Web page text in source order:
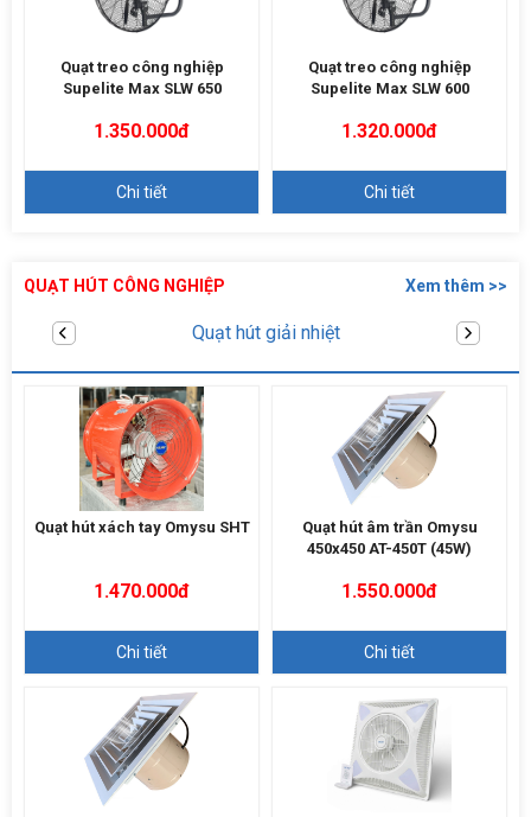
Quạt treo công nghiệp
Supelite Max SLW 650
1.350.000đ
Chi tiết
Quạt treo công nghiệp
Supelite Max SLW 600
1.320.000đ
Chi tiết
QUẠT HÚT CÔNG NGHIỆP Xem thêm >>
Quạt hút âm trần
Quạt hút xách tay Omysu SHT
1.470.000đ
Chi tiết
Quạt hút âm trần Omysu
450x450 AT-450T (45W)
1.550.000đ
Chi tiết